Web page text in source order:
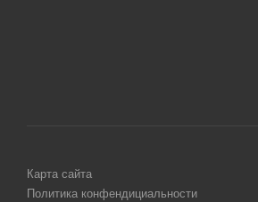
Карта сайта
Политика конфендициальности